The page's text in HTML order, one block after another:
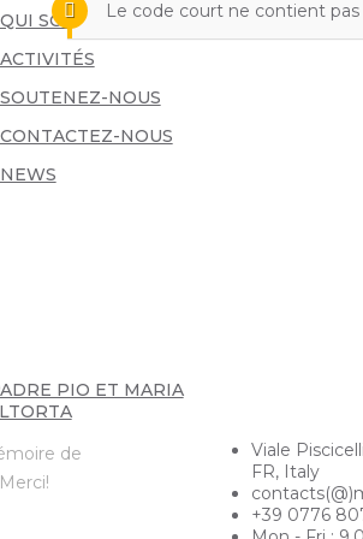
SOMMES-NOUS
NOUS
NOUS
PIO ET MARIA
Le code court ne contient
de
Viale
FR, Italy
+39 0776